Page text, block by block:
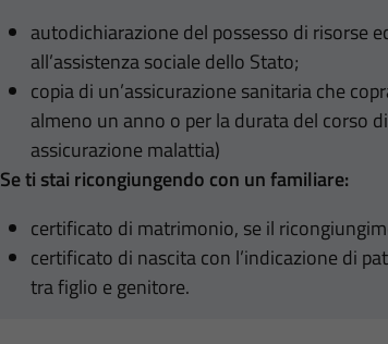
autodichiarazione del possesso di risorse
all’assistenza sociale dello Stato;
copia di un’assicurazione sanitaria che
almeno un anno o per la durata del corso
assicurazione malattia)
Se ti stai ricongiungendo con un familiare:
certificato di matrimonio, se il
certificato di nascita con l’indicazione di
tra figlio e genitore.